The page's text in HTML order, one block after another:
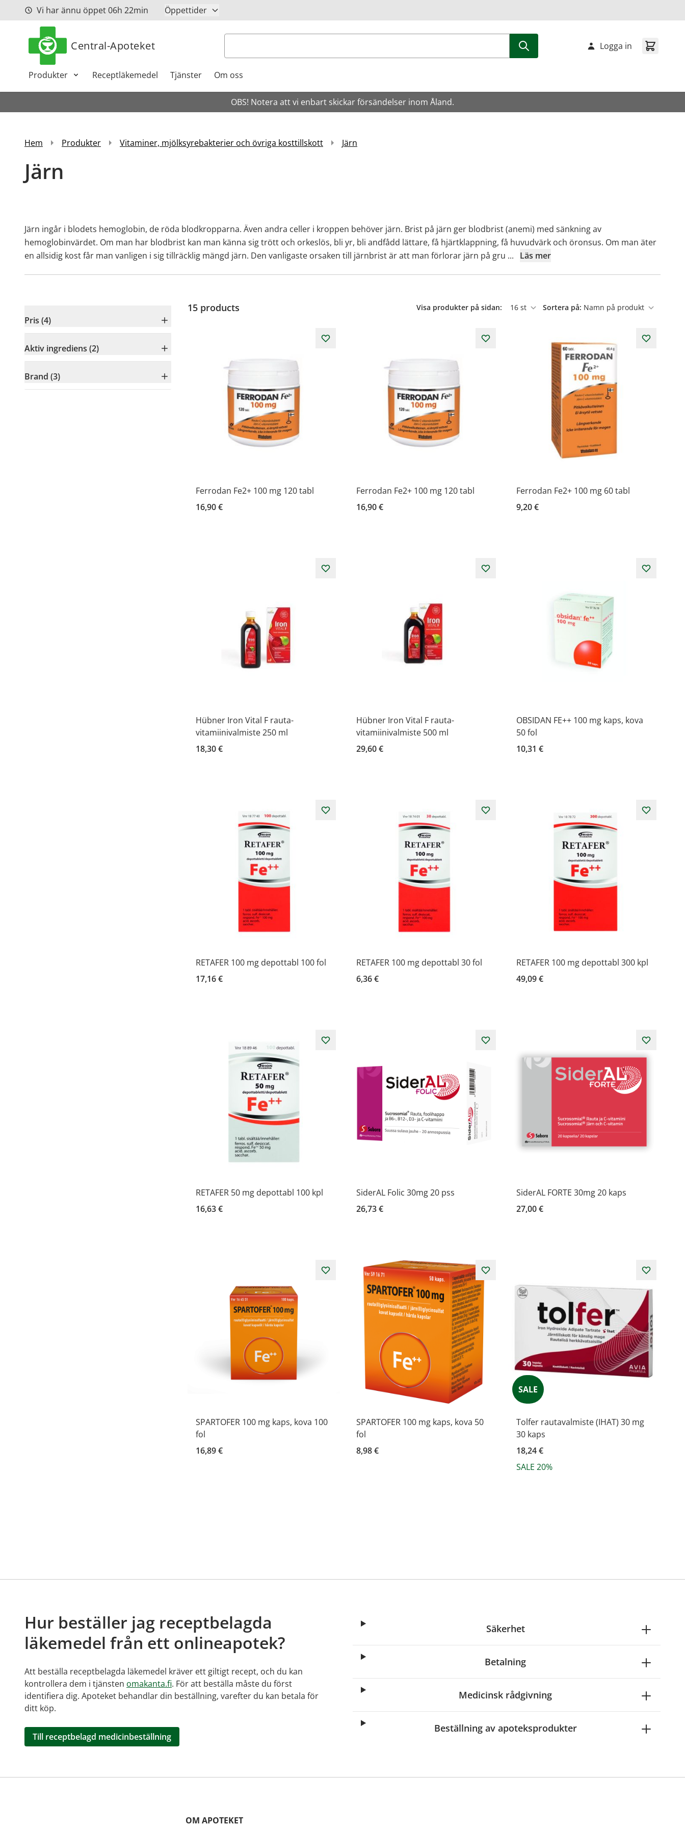
Hoppa till innehållVi har ännu öppet06h 22min Öppettider
Central-Apoteket Sök
Produkter Receptläkemedel Tjänster Om oss
Logga in
OBS! Notera att vi enbart skickar försändelser inom Åland.
Hem Produkter Vitaminer, mjölksyrebakterier och övriga kosttillskott Järn
Järn
Järn ingår i blodets hemoglobin, de röda blodkropparna. Även andra celler i kroppen behöver järn. Brist på järn ger blodbrist (anemi) med sänkning av
hemoglobinvärdet. Om man har blodbrist kan man känna sig trött och orkeslös, bli yr, bli andfådd lättare, få hjärtklappning, få huvudvärk och öronsus. Om man äter
en allsidig kost får man vanligen i sig tillräcklig mängd järn. Den vanligaste orsaken till järnbrist är att man förlorar järn på gru ... Läs mer
Pris (4)
Aktiv ingrediens (2)
Brand (3)
15 products Visa produkter på sidan:
per sida
Sortera på:
Ferrodan Fe2+ 100 mg 120 tabl
16,90 €
Ferrodan Fe2+ 100 mg 120 tabl
16,90 €
Ferrodan Fe2+ 100 mg 60 tabl
9,20 €
Hübner Iron Vital F rauta-
vitamiinivalmiste 250 ml
18,30 €
Hübner Iron Vital F rauta-
vitamiinivalmiste 500 ml
29,60 €
OBSIDAN FE++ 100 mg kaps, kova
50 fol
10,31 €
RETAFER 100 mg depottabl 100 fol
17,16 €
RETAFER 100 mg depottabl 30 fol
6,36 €
RETAFER 100 mg depottabl 300 kpl
49,09 €
RETAFER 50 mg depottabl 100 kpl
16,63 €
SiderAL Folic 30mg 20 pss
26,73 €
SiderAL FORTE 30mg 20 kaps
27,00 €
SPARTOFER 100 mg kaps, kova 100
fol
16,89 €
SPARTOFER 100 mg kaps, kova 50
fol
8,98 €
SALE
Tolfer rautavalmiste (IHAT) 30 mg
30 kaps
18,24 €
SALE 20%
Hur beställer jag receptbelagda
läkemedel från ett onlineapotek?
Att beställa receptbelagda läkemedel kräver ett giltigt recept, och du kan
kontrollera dem i tjänsten omakanta.fi. För att beställa måste du först
identifiera dig. Apoteket behandlar din beställning, varefter du kan betala för
ditt köp.
Till receptbelagd medicinbeställning
Säkerhet
Betalning
Medicinsk rådgivning
Beställning av apoteksprodukter
OM APOTEKET